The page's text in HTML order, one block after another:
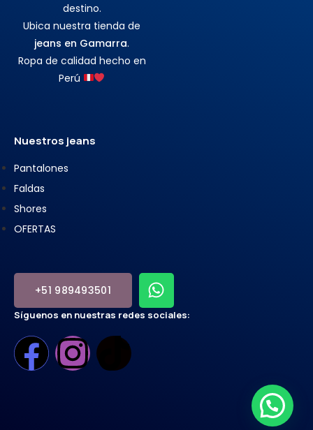
destino.
Ubica nuestra tienda de
jeans en Gamarra.
Ropa de calidad hecho en
Perú
Nuestros jeans
Pantalones
Faldas
Shores
OFERTAS
+51 989493501
Síguenos en nuestras redes sociales: